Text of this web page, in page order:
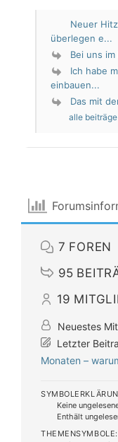
Neuer
überlegen e...
Bei uns
Ich habe
einbauen...
Das mit
alle
7 FOREN
95
19
Neuestes
Letzter
Monaten –
Keine
Enthält
THEMENSYMBOLE: